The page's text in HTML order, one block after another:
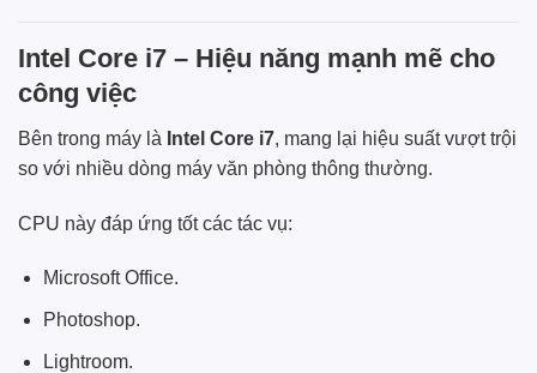
Intel Core i7 – Hiệu năng mạnh mẽ cho
công việc
Bên trong máy là Intel Core i7, mang lại hiệu suất vượt trội
so với nhiều dòng máy văn phòng thông thường.
CPU này đáp ứng tốt các tác vụ:
Microsoft Office.
Photoshop.
Lightroom.